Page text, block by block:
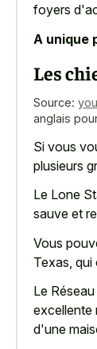
foyers
A unique
Les
Source:
anglais
Si vous
plusieurs
Le Lone
sauve et
Vous
Texas, qui
Le
excellente
d'une